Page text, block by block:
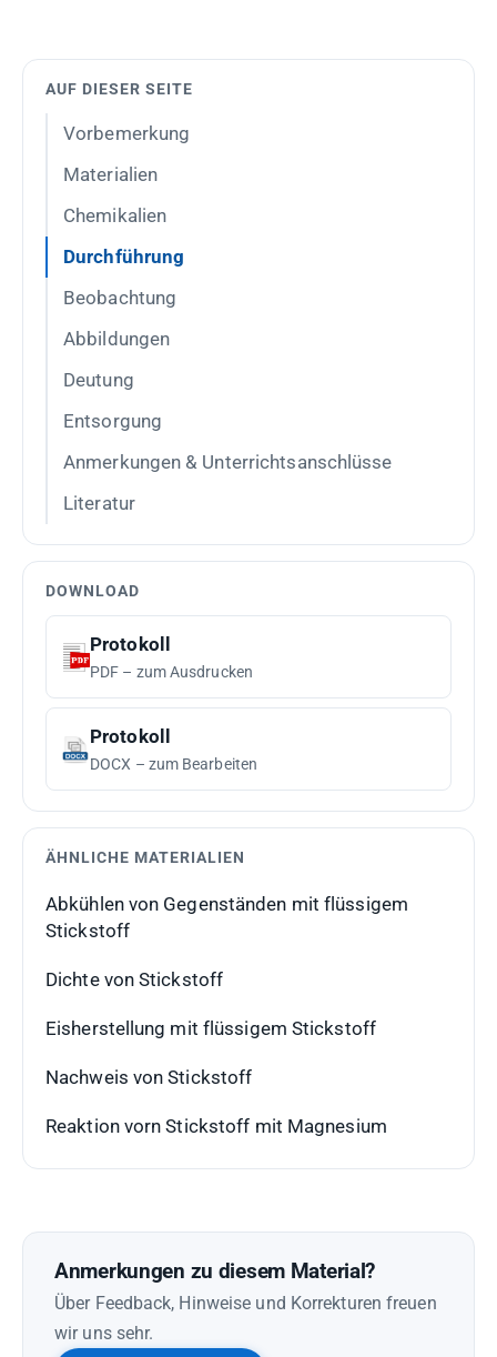
AUF DIESER SEITE
Vorbemerkung
Materialien
Chemikalien
Durchführung
Beobachtung
Abbildungen
Deutung
Entsorgung
Anmerkungen & Unterrichtsanschlüsse
Literatur
DOWNLOAD
Protokoll
PDF – zum Ausdrucken
Protokoll
DOCX – zum Bearbeiten
ÄHNLICHE MATERIALIEN
Abkühlen von Gegenständen mit flüssigem
Stickstoff
Dichte von Stickstoff
Eisherstellung mit flüssigem Stickstoff
Nachweis von Stickstoff
Reaktion vorn Stickstoff mit Magnesium
Anmerkungen zu diesem Material?
Über Feedback, Hinweise und Korrekturen freuen
wir uns sehr.